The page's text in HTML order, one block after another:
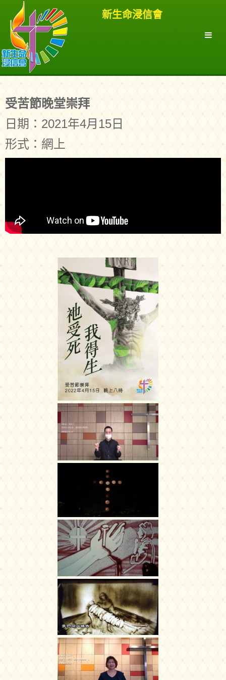
新生命浸信會
受苦節晚堂崇拜
日期：2021年4月15日
形式：網上